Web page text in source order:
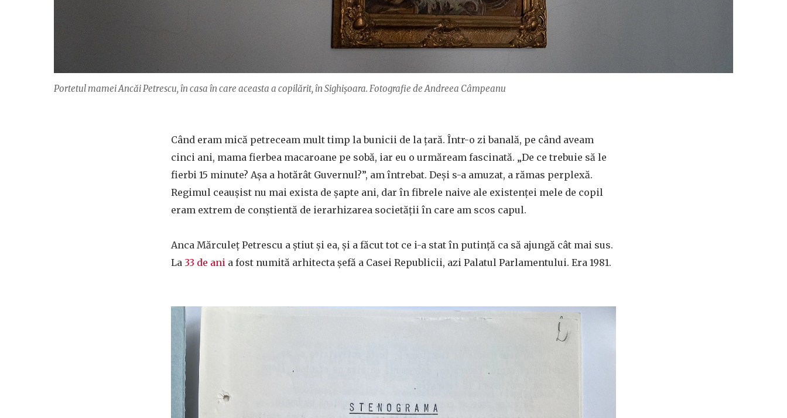
Portetul mamei Ancăi Petrescu, în casa în care aceasta a copilărit, în Sighișoara. Fotografie de Andreea Câmpeanu
Când eram mică petreceam mult timp la bunicii de la țară. Într-o zi banală, pe când aveam
cinci ani, mama fierbea macaroane pe sobă, iar eu o urmăream fascinată. „De ce trebuie să le
fierbi 15 minute? Așa a hotărât Guvernul?”, am întrebat. Deși s-a amuzat, a rămas perplexă.
Regimul ceaușist nu mai exista de șapte ani, dar în fibrele naive ale existenței mele de copil
eram extrem de conștientă de ierarhizarea societății în care am scos capul.
Anca Mărculeț Petrescu a știut și ea, și a făcut tot ce i-a stat în putință ca să ajungă cât mai sus.
La 33 de ani a fost numită arhitecta șefă a Casei Republicii, azi Palatul Parlamentului. Era 1981.